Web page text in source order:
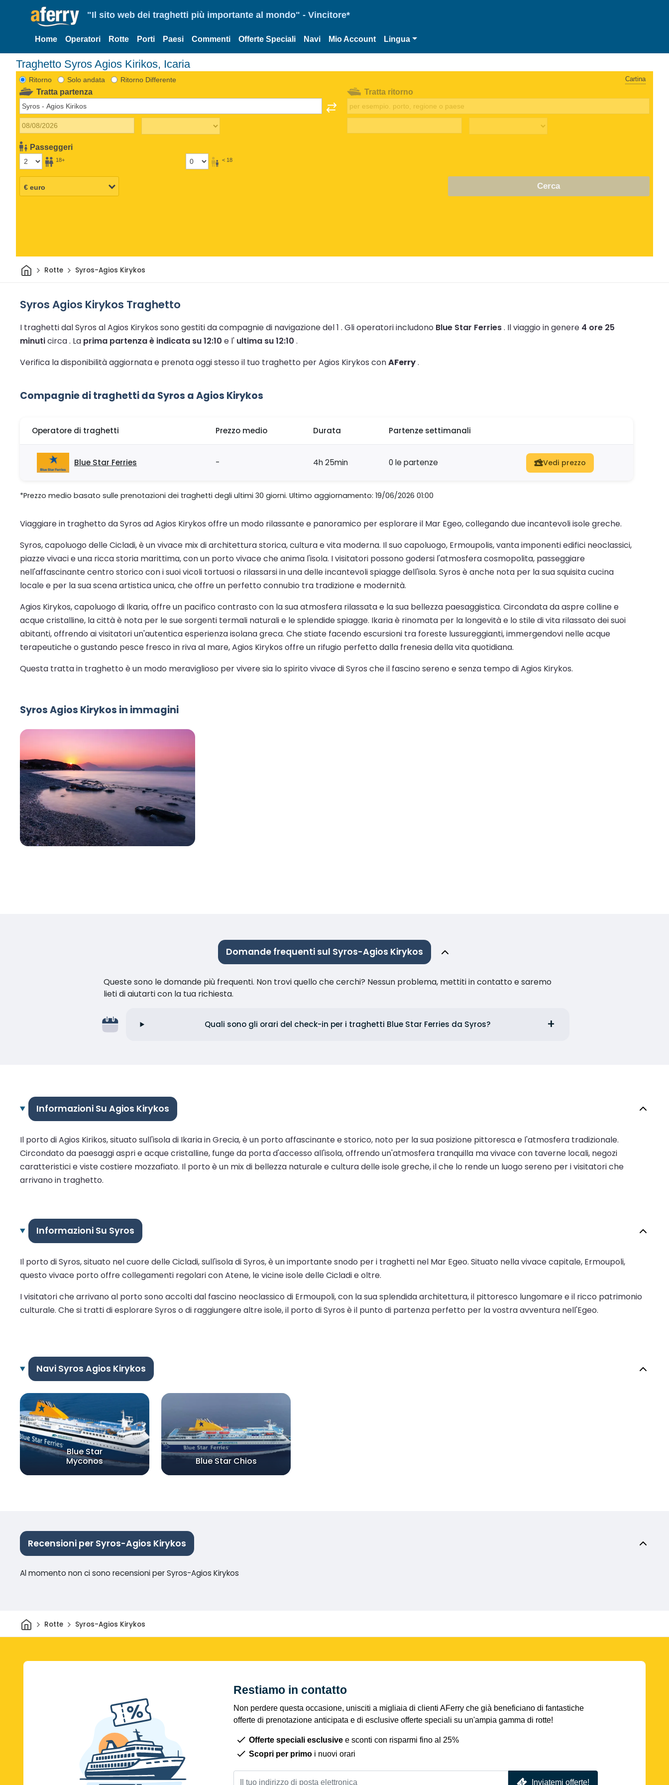
"Il sito web dei traghetti più importante al mondo" - Vincitore*
Home Operatori Rotte Porti Paesi Commenti Offerte Speciali Navi Mio Account Lingua
Traghetto Syros Agios Kirikos, Icaria
Ritorno Solo andata Ritorno Differente Cartina
Tratta partenza
Passeggeri
18+ < 18
Tratta ritorno
Cerca
CasaRotte Syros-Agios Kirykos
Syros Agios Kirykos Traghetto
I traghetti dal Syros al Agios Kirykos sono gestiti da compagnie di navigazione del 1 . Gli operatori includono Blue Star Ferries. Il viaggio in genere 4 ore 25
minuticirca . La prima partenza è indicata su 12:10 e l' ultima su 12:10 .
Verifica la disponibilità aggiornata e prenota oggi stesso il tuo traghetto per Agios Kirykos conAFerry.
Compagnie di traghetti da Syros a Agios Kirykos
Operatore di traghetti Prezzo medio Durata Partenze settimanali
Blue Star Ferries - 4h 25min 0 le partenze Vedi prezzo
*Prezzo medio basato sulle prenotazioni dei traghetti degli ultimi 30 giorni. Ultimo aggiornamento: 19/06/2026 01:00
Viaggiare in traghetto da Syros ad Agios Kirykos offre un modo rilassante e panoramico per esplorare il Mar Egeo, collegando due incantevoli isole greche.
Syros, capoluogo delle Cicladi, è un vivace mix di architettura storica, cultura e vita moderna. Il suo capoluogo, Ermoupolis, vanta imponenti edifici neoclassici,
piazze vivaci e una ricca storia marittima, con un porto vivace che anima l'isola. I visitatori possono godersi l'atmosfera cosmopolita, passeggiare
nell'affascinante centro storico con i suoi vicoli tortuosi o rilassarsi in una delle incantevoli spiagge dell'isola. Syros è anche nota per la sua squisita cucina
locale e per la sua scena artistica unica, che offre un perfetto connubio tra tradizione e modernità.
Agios Kirykos, capoluogo di Ikaria, offre un pacifico contrasto con la sua atmosfera rilassata e la sua bellezza paesaggistica. Circondata da aspre colline e
acque cristalline, la città è nota per le sue sorgenti termali naturali e le splendide spiagge. Ikaria è rinomata per la longevità e lo stile di vita rilassato dei suoi
abitanti, offrendo ai visitatori un'autentica esperienza isolana greca. Che stiate facendo escursioni tra foreste lussureggianti, immergendovi nelle acque
terapeutiche o gustando pesce fresco in riva al mare, Agios Kirykos offre un rifugio perfetto dalla frenesia della vita quotidiana.
Questa tratta in traghetto è un modo meraviglioso per vivere sia lo spirito vivace di Syros che il fascino sereno e senza tempo di Agios Kirykos.
Syros Agios Kirykos in immagini
Domande frequenti sul Syros-Agios Kirykos
Queste sono le domande più frequenti. Non trovi quello che cerchi? Nessun problema, mettiti in contatto e saremo
lieti di aiutarti con la tua richiesta.
Quali sono gli orari del check-in per i traghetti Blue Star Ferries da Syros?
Informazioni Su Agios Kirykos
Il porto di Agios Kirikos, situato sull'isola di Ikaria in Grecia, è un porto affascinante e storico, noto per la sua posizione pittoresca e l'atmosfera tradizionale.
Circondato da paesaggi aspri e acque cristalline, funge da porta d'accesso all'isola, offrendo un'atmosfera tranquilla ma vivace con taverne locali, negozi
caratteristici e viste costiere mozzafiato. Il porto è un mix di bellezza naturale e cultura delle isole greche, il che lo rende un luogo sereno per i visitatori che
arrivano in traghetto.
Informazioni Su Syros
Il porto di Syros, situato nel cuore delle Cicladi, sull'isola di Syros, è un importante snodo per i traghetti nel Mar Egeo. Situato nella vivace capitale, Ermoupoli,
questo vivace porto offre collegamenti regolari con Atene, le vicine isole delle Cicladi e oltre.
I visitatori che arrivano al porto sono accolti dal fascino neoclassico di Ermoupoli, con la sua splendida architettura, il pittoresco lungomare e il ricco patrimonio
culturale. Che si tratti di esplorare Syros o di raggiungere altre isole, il porto di Syros è il punto di partenza perfetto per la vostra avventura nell'Egeo.
Navi Syros Agios Kirykos
Blue Star
Myconos
Blue Star Chios
Recensioni per Syros-Agios Kirykos
Al momento non ci sono recensioni per Syros-Agios Kirykos
CasaRotte Syros-Agios Kirykos
Restiamo in contatto
Non perdere questa occasione, unisciti a migliaia di clienti AFerry che già beneficiano di fantastiche
offerte di prenotazione anticipata e di esclusive offerte speciali su un'ampia gamma di rotte!
Offerte speciali esclusive e sconti con risparmi fino al 25%
Scopri per primo i nuovi orari
Inviatemi offerte!